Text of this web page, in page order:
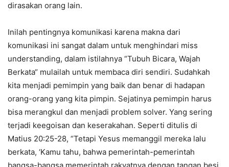
dirasakan orang lain.
Inilah pentingnya komunikasi karena makna dari
komunikasi ini sangat dalam untuk menghindari miss
understanding, dalam istilahnya “Tubuh Bicara, Wajah
Berkata“ mulailah untuk membaca diri sendiri. Sudahkah
kita menjadi pemimpin yang baik dan benar di hadapan
orang-orang yang kita pimpin. Sejatinya pemimpin harus
bisa merangkul dan menjadi problem solver. Yang sering
terjadi keegoisan dan keserakahan. Seperti ditulis di
Matius 20:25-28, “Tetapi Yesus memanggil mereka lalu
berkata, ‘Kamu tahu, bahwa pemerintah-pemerintah